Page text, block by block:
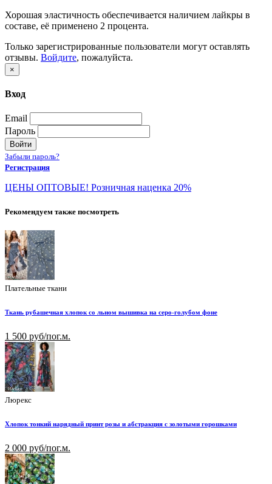
Хорошая эластичность обеспечивается наличием лайкры в
составе, её применено 2 процента.
Только зарегистрированные пользователи могут оставлять
отзывы. Войдите, пожалуйста.
×
Вход
Email
Пароль
Войти
Забыли пароль?
Регистрация
ЦЕНЫ ОПТОВЫЕ! Розничная наценка 20%
Рекомендуем также посмотреть
Плательные ткани
Ткань рубашечная хлопок со льном вышивка на серо-голубом фоне
1 500 руб/пог.м.
Люрекс
Хлопок тонкий нарядный принт розы и абстракция с золотыми горошками
2 000 руб/пог.м.